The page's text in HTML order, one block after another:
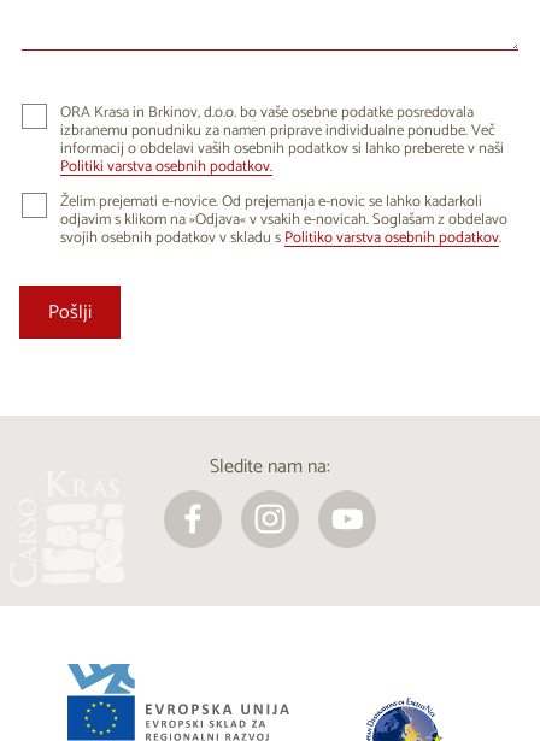
ORA Krasa in Brkinov, d.o.o. bo vaše osebne podatke posredovala
izbranemu ponudniku za namen priprave individualne ponudbe. Več
informacij o obdelavi vaših osebnih podatkov si lahko preberete v naši
Politiki varstva osebnih podatkov.
Želim prejemati e-novice. Od prejemanja e-novic se lahko kadarkoli
odjavim s klikom na »Odjava« v vsakih e-novicah. Soglašam z obdelavo
svojih osebnih podatkov v skladu sPolitiko varstva osebnih podatkov.
Sledite nam na: